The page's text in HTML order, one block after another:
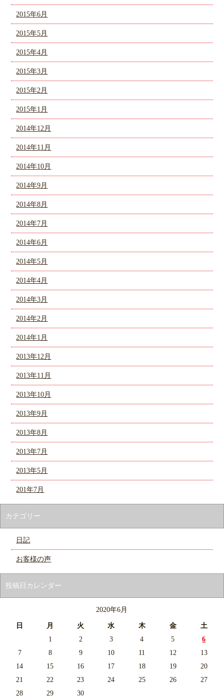
2015年6月
2015年5月
2015年4月
2015年3月
2015年2月
2015年1月
2014年12月
2014年11月
2014年10月
2014年9月
2014年8月
2014年7月
2014年6月
2014年5月
2014年4月
2014年3月
2014年2月
2014年1月
2013年12月
2013年11月
2013年10月
2013年9月
2013年8月
2013年7月
2013年5月
201年7月
カテゴリー
日記
お客様の声
投稿日カレンダー
2020年6月
日 月 火 水 木 金
土
1
2 3 4 5
6
7
8 9 10 11 12
13
14
15 16 17 18 19
20
21
22 23 24 25 26
27
28
29 30